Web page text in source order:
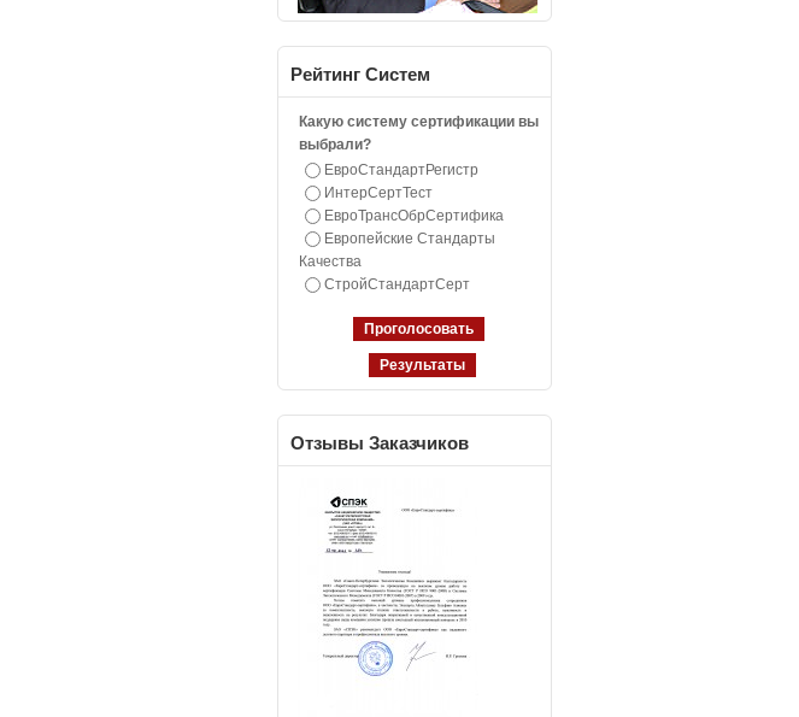
Рейтинг Систем
Какую систему сертификации вы
выбрали?
ЕвроСтандартРегистр
ИнтерСертТест
ЕвроТрансОбрСертифика
Европейские Стандарты
Качества
СтройСтандартСерт
Отзывы Заказчиков